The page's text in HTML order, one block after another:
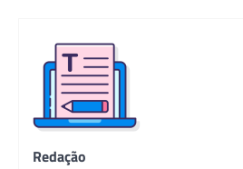
Redação